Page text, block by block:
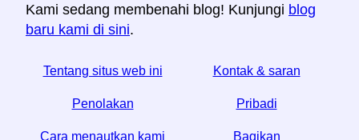
Kami sedang membenahi blog! Kunjungi blog
baru kami di sini.
Tentang situs web ini Kontak & saran
Penolakan Pribadi
Cara menautkan kami Bagikan